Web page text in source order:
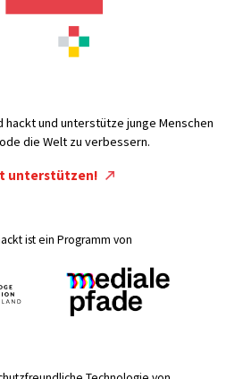
und unterstütze junge Menschen
die Welt zu verbessern.
unterstützen!
ist ein Programm von